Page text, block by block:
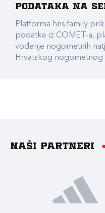
podataka na
Platforma hns.family
podatke iz COMET-a,
vođenje nogometnih
Hrvatskog nogometnog
Naši partneri